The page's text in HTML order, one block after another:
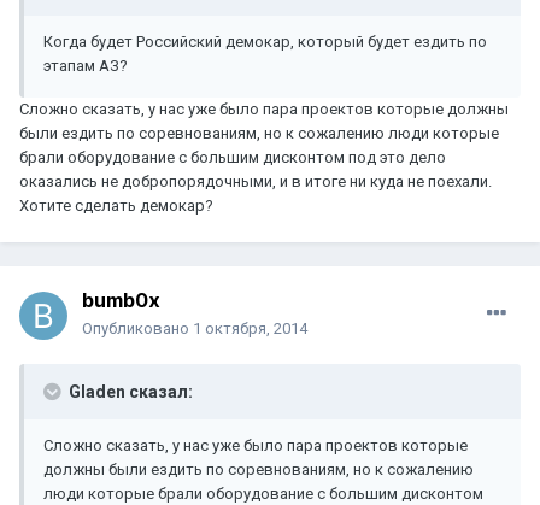
Когда будет Российский демокар, который будет ездить по
этапам АЗ?
Сложно сказать, у нас уже было пара проектов которые должны
были ездить по соревнованиям, но к сожалению люди которые
брали оборудование с большим дисконтом под это дело
оказались не добропорядочными, и в итоге ни куда не поехали.
Хотите сделать демокар?
bumb0x
Опубликовано 1 октября, 2014
Gladen сказал:
Сложно сказать, у нас уже было пара проектов которые
должны были ездить по соревнованиям, но к сожалению
люди которые брали оборудование с большим дисконтом